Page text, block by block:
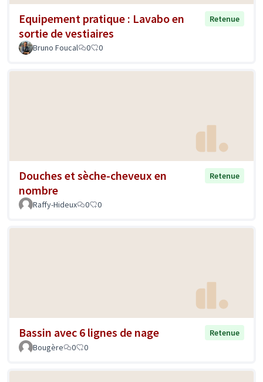
Equipement pratique : Lavabo en
sortie de vestiaires
Retenue
Bruno Foucal 0 0
Douches et sèche-cheveux en
nombre
Retenue
Raffy-Hideux 0 0
Bassin avec 6 lignes de nage
Retenue
Bougère
0 0